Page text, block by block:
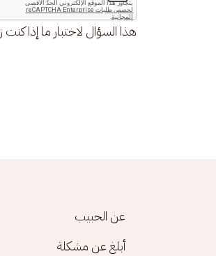
هذا السؤال لاختبار ما إذا كنت
Footer menu
عن الحبيب
أبلغ عن مشكلة